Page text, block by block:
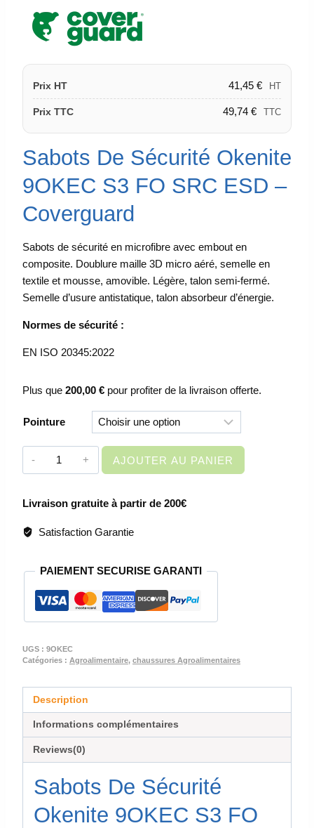
Prix HT 41,45 € HT
Prix TTC 49,74 € TTC
Sabots De Sécurité Okenite
9OKEC S3 FO SRC ESD –
Coverguard
Sabots de sécurité en microfibre avec embout en
composite. Doublure maille 3D micro aéré, semelle en
textile et mousse, amovible. Légère, talon semi-fermé.
Semelle d’usure antistatique, talon absorbeur d’énergie.
Normes de sécurité :
EN ISO 20345:2022
Plus que 200,00 € pour profiter de la livraison offerte.
Pointure
quantité
de
DE
AGROALIMENTAIRE
OKENITE
S3
FO
SRC
AJOUTER AU PANIER
Livraison gratuite à partir de 200€
Satisfaction Garantie
PAIEMENT SECURISE GARANTI
UGS : 9OKEC
Catégories : Agroalimentaire, chaussures Agroalimentaires
Description
Informations complémentaires
Reviews(0)
Sabots De Sécurité
Okenite 9OKEC S3 FO